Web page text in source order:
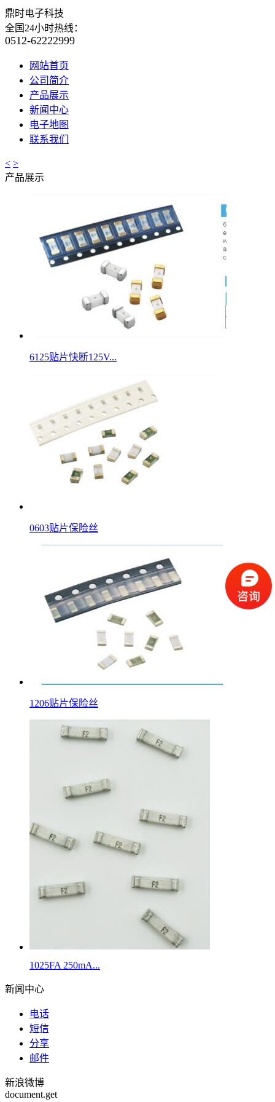
鼎时电子科技
全国24小时热线：
0512-62222999
网站首页
公司简介
产品展示
新闻中心
电子地图
联系我们
< >
产品展示
6125贴片快断125V...
0603贴片保险丝
1206贴片保险丝
1025FA 250mA...
新闻中心
电话
短信
分享
邮件
新浪微博
document.get